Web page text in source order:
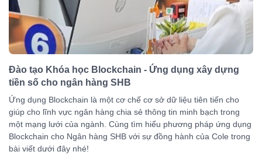
Đào tạo Khóa học Blockchain - Ứng dụng xây dựng
tiền số cho ngân hàng SHB
Ứng dụng Blockchain là một cơ chế cơ sở dữ liệu tiên tiến cho
giúp cho lĩnh vực ngân hàng chia sẻ thông tin minh bạch trong
một mạng lưới của ngành. Cùng tìm hiểu phương pháp ứng dụng
Blockchain cho Ngân hàng SHB với sự đồng hành của Cole trong
bài viết dưới đây nhé!